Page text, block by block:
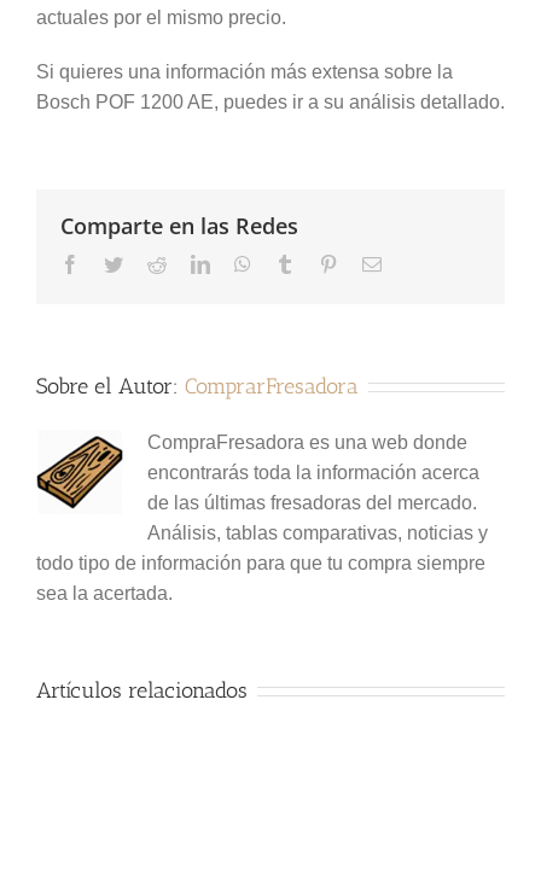
actuales por el mismo precio.
Si quieres una información más extensa sobre la
Bosch POF 1200 AE, puedes ir a su análisis detallado.
Comparte en las Redes
Facebook
TwitterRedditLinkedInWhatsApp
Tumblr PinterestCorreo
Sobre el Autor: ComprarFresadora
CompraFresadora es una web donde
encontrarás toda la información acerca
de las últimas fresadoras del mercado.
Análisis, tablas comparativas, noticias y
todo tipo de información para que tu compra siempre
sea la acertada.
Artículos relacionados